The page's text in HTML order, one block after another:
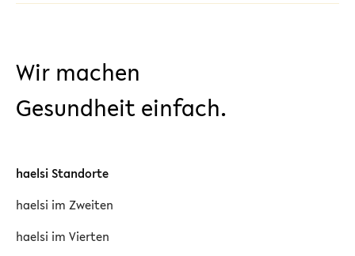
Wir machen
Gesundheit einfach.
haelsi Standorte
haelsi im Zweiten
haelsi im Vierten